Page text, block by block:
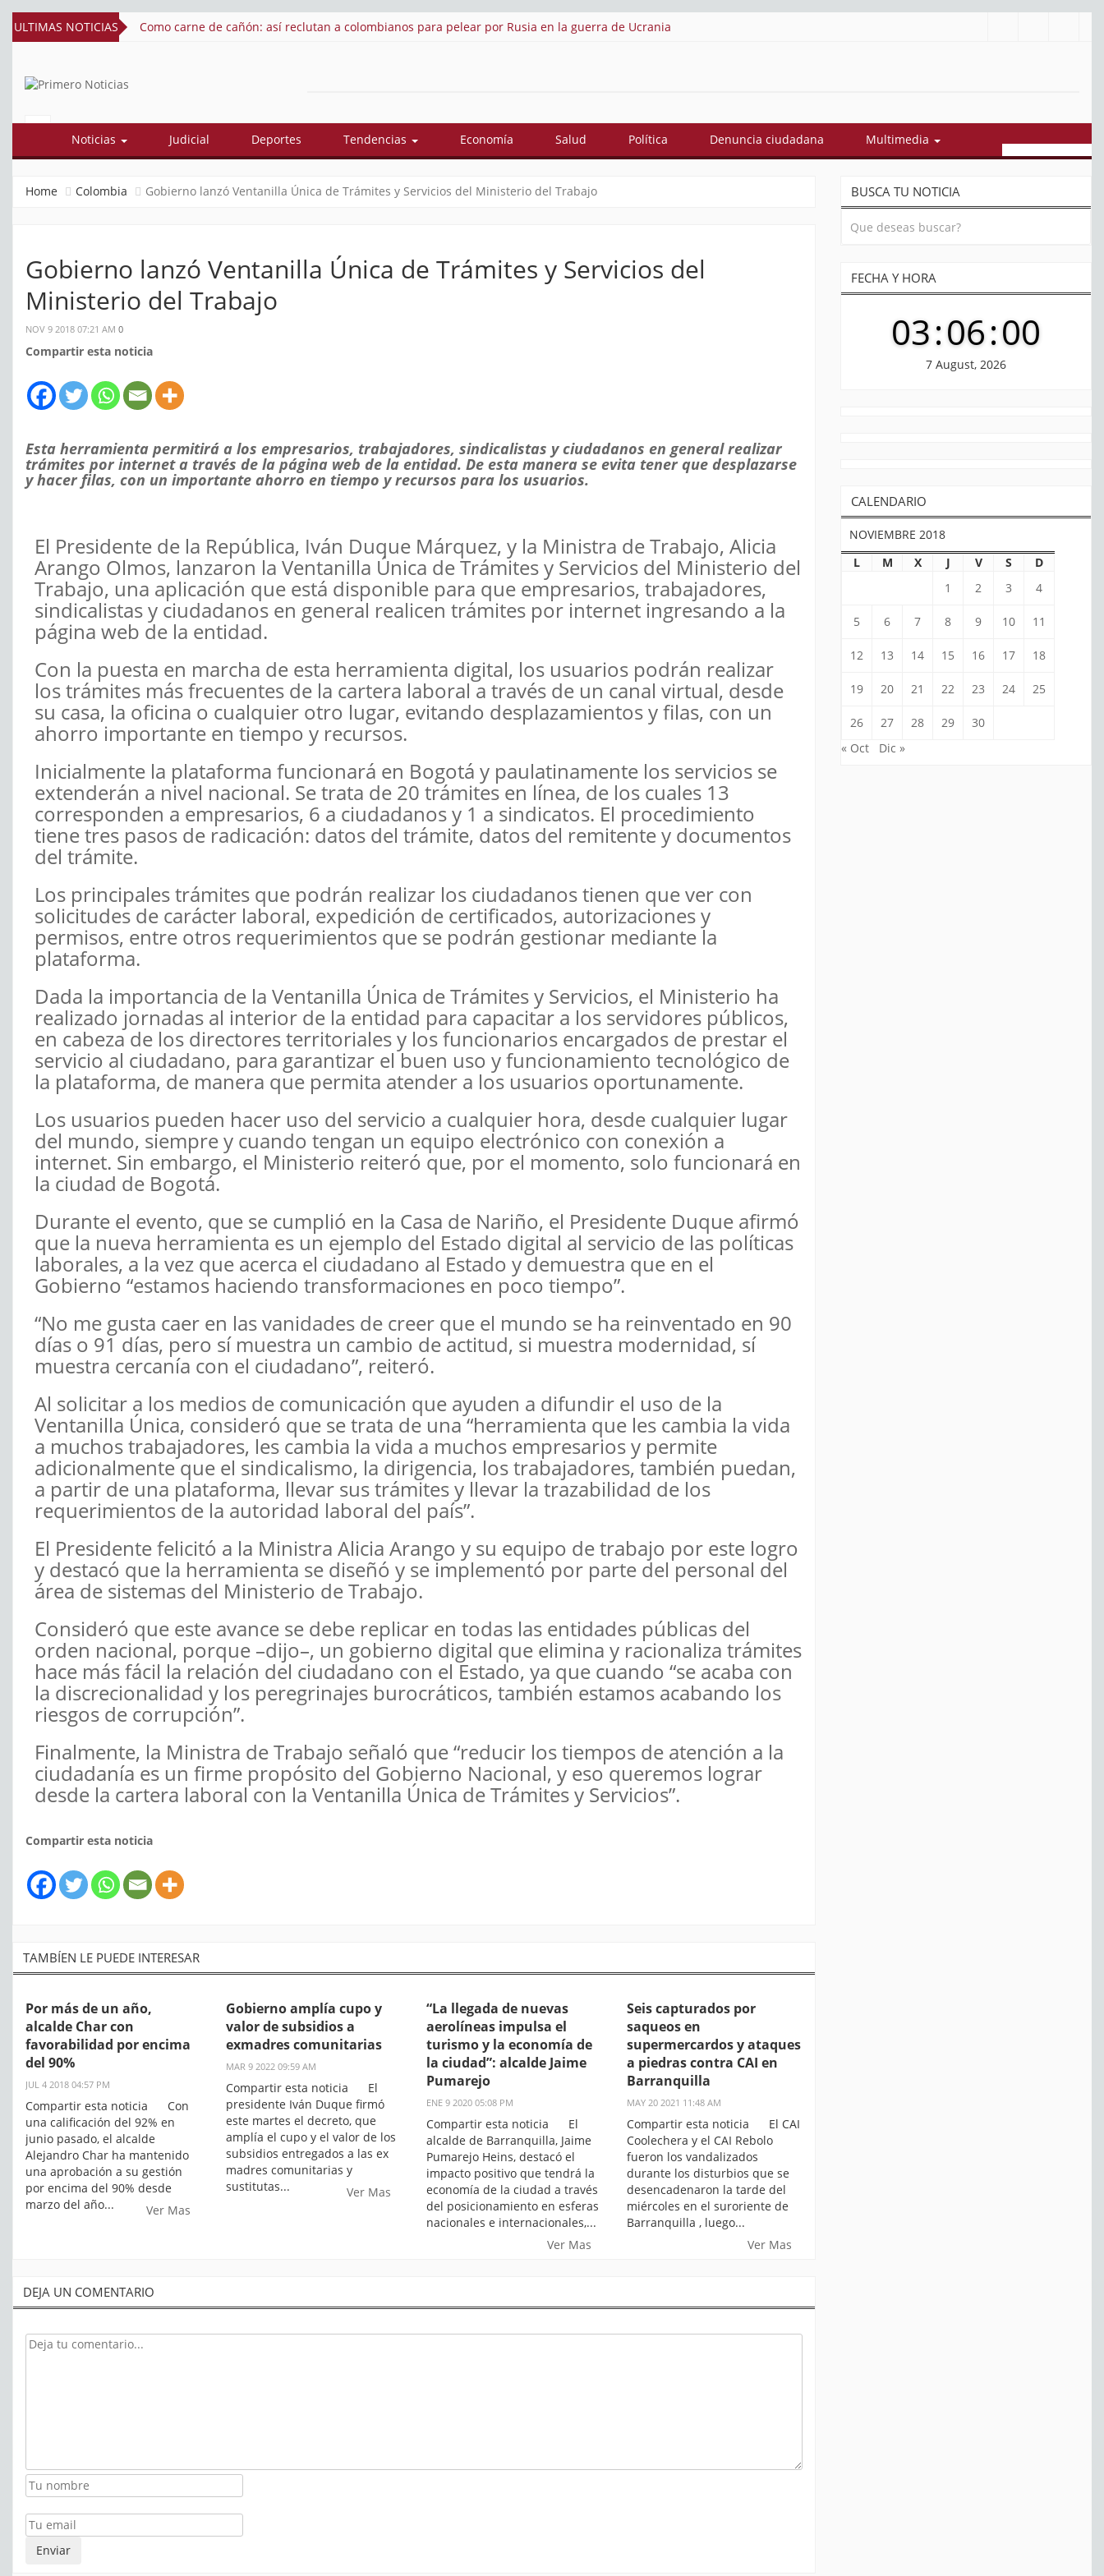
ULTIMAS NOTICIAS
en la guerra de Ucrania Así quedó conformado el gabinete de Abelardo De La Espriella: estos son sus 18 ministros
NOTICIAS
Noticias Judicial Deportes Tendencias Economía Salud Política Denuncia ciudadana Multimedia
Home Colombia Gobierno lanzó Ventanilla Única de Trámites y Servicios del Ministerio del Trabajo
Gobierno lanzó Ventanilla Única de Trámites y Servicios del
Ministerio del Trabajo
NOV 9 2018 07:21 AM 0
Compartir esta noticia
Esta herramienta permitirá a los empresarios, trabajadores, sindicalistas y ciudadanos en general realizar
trámites por internet a través de la página web de la entidad. De esta manera se evita tener que desplazarse
y hacer filas, con un importante ahorro en tiempo y recursos para los usuarios.
El Presidente de la República, Iván Duque Márquez, y la Ministra de Trabajo, Alicia
Arango Olmos, lanzaron la Ventanilla Única de Trámites y Servicios del Ministerio del
Trabajo, una aplicación que está disponible para que empresarios, trabajadores,
sindicalistas y ciudadanos en general realicen trámites por internet ingresando a la
página web de la entidad.
Con la puesta en marcha de esta herramienta digital, los usuarios podrán realizar
los trámites más frecuentes de la cartera laboral a través de un canal virtual, desde
su casa, la oficina o cualquier otro lugar, evitando desplazamientos y filas, con un
ahorro importante en tiempo y recursos.
Inicialmente la plataforma funcionará en Bogotá y paulatinamente los servicios se
extenderán a nivel nacional. Se trata de 20 trámites en línea, de los cuales 13
corresponden a empresarios, 6 a ciudadanos y 1 a sindicatos. El procedimiento
tiene tres pasos de radicación: datos del trámite, datos del remitente y documentos
del trámite.
Los principales trámites que podrán realizar los ciudadanos tienen que ver con
solicitudes de carácter laboral, expedición de certificados, autorizaciones y
permisos, entre otros requerimientos que se podrán gestionar mediante la
plataforma.
Dada la importancia de la Ventanilla Única de Trámites y Servicios, el Ministerio ha
realizado jornadas al interior de la entidad para capacitar a los servidores públicos,
en cabeza de los directores territoriales y los funcionarios encargados de prestar el
servicio al ciudadano, para garantizar el buen uso y funcionamiento tecnológico de
la plataforma, de manera que permita atender a los usuarios oportunamente.
Los usuarios pueden hacer uso del servicio a cualquier hora, desde cualquier lugar
del mundo, siempre y cuando tengan un equipo electrónico con conexión a
internet. Sin embargo, el Ministerio reiteró que, por el momento, solo funcionará en
la ciudad de Bogotá.
Durante el evento, que se cumplió en la Casa de Nariño, el Presidente Duque afirmó
que la nueva herramienta es un ejemplo del Estado digital al servicio de las políticas
laborales, a la vez que acerca el ciudadano al Estado y demuestra que en el
Gobierno “estamos haciendo transformaciones en poco tiempo”.
“No me gusta caer en las vanidades de creer que el mundo se ha reinventado en 90
días o 91 días, pero sí muestra un cambio de actitud, si muestra modernidad, sí
muestra cercanía con el ciudadano”, reiteró.
Al solicitar a los medios de comunicación que ayuden a difundir el uso de la
Ventanilla Única, consideró que se trata de una “herramienta que les cambia la vida
a muchos trabajadores, les cambia la vida a muchos empresarios y permite
adicionalmente que el sindicalismo, la dirigencia, los trabajadores, también puedan,
a partir de una plataforma, llevar sus trámites y llevar la trazabilidad de los
requerimientos de la autoridad laboral del país”.
El Presidente felicitó a la Ministra Alicia Arango y su equipo de trabajo por este logro
y destacó que la herramienta se diseñó y se implementó por parte del personal del
área de sistemas del Ministerio de Trabajo.
Consideró que este avance se debe replicar en todas las entidades públicas del
orden nacional, porque –dijo–, un gobierno digital que elimina y racionaliza trámites
hace más fácil la relación del ciudadano con el Estado, ya que cuando “se acaba con
la discrecionalidad y los peregrinajes burocráticos, también estamos acabando los
riesgos de corrupción”.
Finalmente, la Ministra de Trabajo señaló que “reducir los tiempos de atención a la
ciudadanía es un firme propósito del Gobierno Nacional, y eso queremos lograr
desde la cartera laboral con la Ventanilla Única de Trámites y Servicios”.
Compartir esta noticia
TAMBÍEN LE PUEDE INTERESAR
Por más de un año,
alcalde Char con
favorabilidad por encima
del 90%
JUL 4 2018 04:57 PM
Compartir esta noticia Con
una calificación del 92% en
junio pasado, el alcalde
Alejandro Char ha mantenido
una aprobación a su gestión
por encima del 90% desde
marzo del año...
Ver Mas
Gobierno amplía cupo y
valor de subsidios a
exmadres comunitarias
MAR 9 2022 09:59 AM
Compartir esta noticia El
presidente Iván Duque firmó
este martes el decreto, que
amplía el cupo y el valor de los
subsidios entregados a las ex
madres comunitarias y
sustitutas...
Ver Mas
“La llegada de nuevas
aerolíneas impulsa el
turismo y la economía de
la ciudad”: alcalde Jaime
Pumarejo
ENE 9 2020 05:08 PM
Compartir esta noticia El
alcalde de Barranquilla, Jaime
Pumarejo Heins, destacó el
impacto positivo que tendrá la
economía de la ciudad a través
del posicionamiento en esferas
nacionales e internacionales,...
Ver Mas
Seis capturados por
saqueos en
supermercardos y ataques
a piedras contra CAI en
Barranquilla
MAY 20 2021 11:48 AM
Compartir esta noticia El CAI
Coolechera y el CAI Rebolo
fueron los vandalizados
durante los disturbios que se
desencadenaron la tarde del
miércoles en el suroriente de
Barranquilla , luego...
Ver Mas
DEJA UN COMENTARIO
BUSCA TU NOTICIA
FECHA Y HORA
03:06:01
7 August, 2026
CALENDARIO
NOVIEMBRE 2018
L
M X J V S
D
1
2 3 4
5 6 7 8 9 10 11
12 13 14 15 16 17 18
19 20 21 22 23 24 25
26 27 28 29
30
« Oct
Dic »